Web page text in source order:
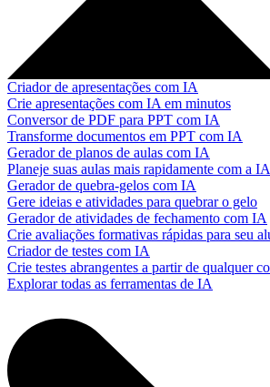
Criador de apresentações com IA
Crie apresentações com IA em minutos
Conversor de PDF para PPT com IA
Transforme documentos em PPT com IA
Gerador de planos de aulas com IA
Planeje suas aulas mais rapidamente com a IA
Gerador de quebra-gelos com IA
Gere ideias e atividades para quebrar o gelo
Gerador de atividades de fechamento com IA
Crie avaliações formativas rápidas para seu
Criador de testes com IA
Crie testes abrangentes a partir de qualquer
Explorar todas as ferramentas de IA